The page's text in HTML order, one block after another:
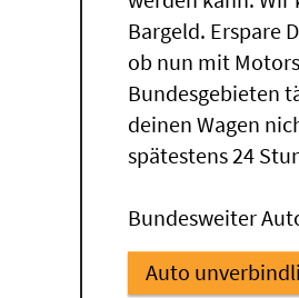
Bargeld. Erspare
ob nun mit
Bundesgebieten
deinen Wagen
spätestens 24
Bundesweiter
Auto